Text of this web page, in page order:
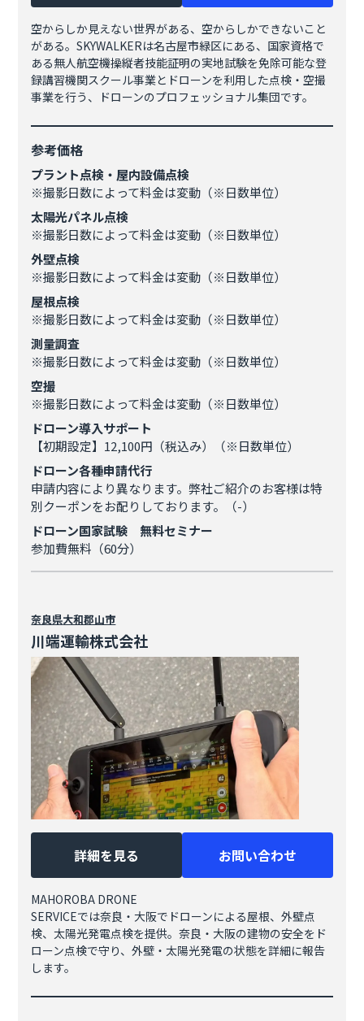
空からしか見えない世界がある、空からしかできないこと
がある。SKYWALKERは名古屋市緑区にある、国家資格で
ある無人航空機操縦者技能証明の実地試験を免除可能な登
録講習機関スクール事業とドローンを利用した点検・空撮
事業を行う、ドローンのプロフェッショナル集団です。
参考価格
プラント点検・屋内設備点検
※撮影日数によって料金は変動（※日数単位）
太陽光パネル点検
※撮影日数によって料金は変動（※日数単位）
外壁点検
※撮影日数によって料金は変動（※日数単位）
屋根点検
※撮影日数によって料金は変動（※日数単位）
測量調査
※撮影日数によって料金は変動（※日数単位）
空撮
※撮影日数によって料金は変動（※日数単位）
ドローン導入サポート
【初期設定】12,100円（税込み）（※日数単位）
ドローン各種申請代行
申請内容により異なります。弊社ご紹介のお客様は特
別クーポンをお配りしております。（-）
ドローン国家試験 無料セミナー
参加費無料（60分）
奈良県大和郡山市
川端運輸株式会社
詳細を見る お問い合わせ
MAHOROBA DRONE
SERVICEでは奈良・大阪でドローンによる屋根、外壁点
検、太陽光発電点検を提供。奈良・大阪の建物の安全をド
ローン点検で守り、外壁・太陽光発電の状態を詳細に報告
します。